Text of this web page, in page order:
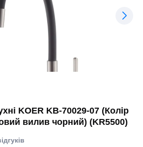
KOER KB-70029-07 (Колір
вилив чорний) (KR5500)